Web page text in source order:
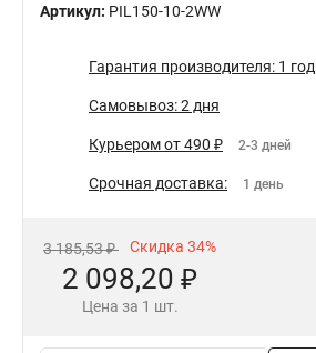
Артикул: PIL150-10-2WW
Гарантия производителя: 1 год
Самовывоз: 2 дня
Курьером от 490 ₽ 2-3 дней
Срочная доставка: 1 день
3 185,53 ₽ Скидка 34%
2 098,20 ₽
Цена за 1 шт.